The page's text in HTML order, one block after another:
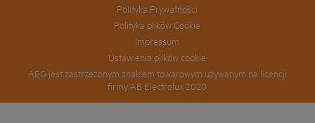
Polityka Prywatności
Polityka plików Cookie
Impressum
Ustawienia plików cookie
AEG jest zastrzeżonym znakiem towarowym używanym na licencji
firmy AB Electrolux 2020